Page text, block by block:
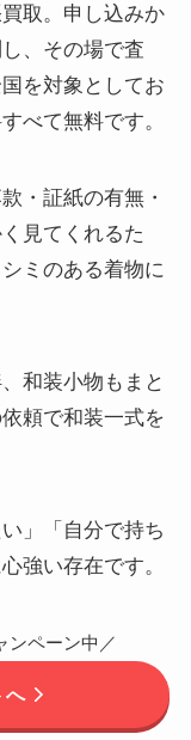
取。申し込みか
、その場で査
を対象としてお
べて無料です。
・証紙の有無・
見てくれるた
ミのある着物に
和装小物もまと
頼で和装一式を
」「自分で持ち
強い存在です。
ンペーン中／
へ